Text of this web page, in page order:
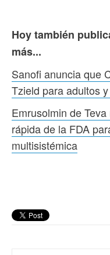
Hoy también
más...
Sanofi anuncia que
Tzield para adultos
Emrusolmin de
rápida de la FDA
multisistémica